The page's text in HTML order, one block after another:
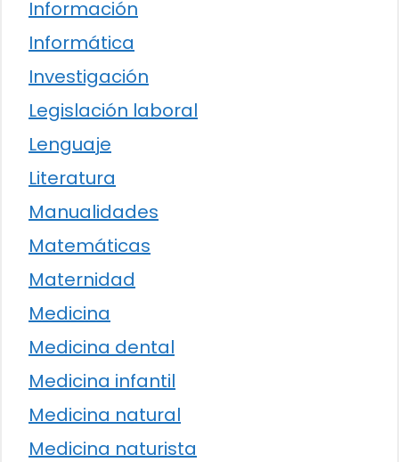
Información
Informática
Investigación
Legislación laboral
Lenguaje
Literatura
Manualidades
Matemáticas
Maternidad
Medicina
Medicina dental
Medicina infantil
Medicina natural
Medicina naturista